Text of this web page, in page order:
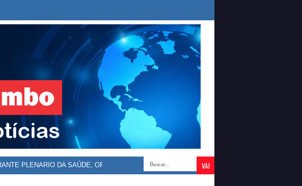
PLENARIO DA SAÚDE, ORLEANS BRANDÃO DEFENDE VALORIZAÇÃO DOS DOS